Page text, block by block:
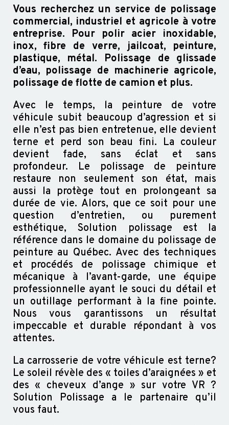
Vous recherchez un service de polissage
commercial, industriel et agricole à votre
entreprise. Pour polir acier inoxidable,
inox, fibre de verre, jailcoat, peinture,
plastique, métal. Polissage de glissade
d’eau, polissage de machinerie agricole,
polissage de flotte de camion et plus.
Avec le temps, la peinture de votre
véhicule subit beaucoup d’agression et si
elle n’est pas bien entretenue, elle devient
terne et perd son beau fini. La couleur
devient fade, sans éclat et sans
profondeur. Le polissage de peinture
restaure non seulement son état, mais
aussi la protège tout en prolongeant sa
durée de vie. Alors, que ce soit pour une
question d’entretien, ou purement
esthétique, Solution polissage est la
référence dans le domaine du polissage de
peinture au Québec. Avec des techniques
et procédés de polissage chimique et
mécanique à l’avant-garde, une équipe
professionnelle ayant le souci du détail et
un outillage performant à la fine pointe.
Nous vous garantissons un résultat
impeccable et durable répondant à vos
attentes.
La carrosserie de votre véhicule est terne?
Le soleil révèle des « toiles d’araignées » et
des « cheveux d’ange » sur votre VR ?
Solution Polissage a le partenaire qu’il
vous faut.